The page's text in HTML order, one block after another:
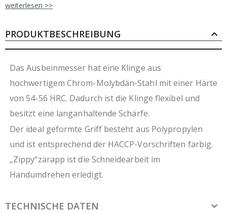
glatter Übergang vom Griff zur Klinge verhindert
HACCP-Farbcodierung
ausbalanciert
spülmaschinengeeignet
weiterlesen >>
PRODUKTBESCHREIBUNG
Das Ausbeinmesser hat eine Klinge aus
hochwertigem Chrom-Molybdän-Stahl mit einer Härte
von 54-56 HRC. Dadurch ist die Klinge flexibel und
besitzt eine langanhaltende Schärfe.
Der ideal geformte Griff besteht aus Polypropylen
und ist entsprechend der HACCP-Vorschriften farbig.
„Zippy“zarapp ist die Schneidearbeit im
Handumdrehen erledigt.
TECHNISCHE DATEN